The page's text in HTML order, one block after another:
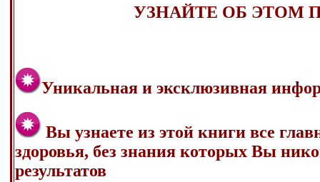
УЗНАЙТЕ ОБ ЭТОМ
Уникальная и эксклюзивная
Вы узнаете из этой книги все
здоровья, без знания которых Вы
результатов